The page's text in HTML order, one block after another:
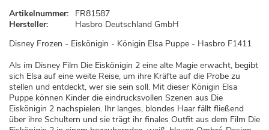
Artikelnummer:
FR81587
Hersteller:
Hasbro Deutschland GmbH
Disney Frozen - Eiskönigin - Königin Elsa Puppe - Hasbro F1411
Als im Disney Film Die Eiskönigin 2 eine alte Magie erwacht, begibt
sich Elsa auf eine weite Reise, um ihre Kräfte auf die Probe zu
stellen und entdeckt, wer sie sein soll. Mit dieser Königin Elsa
Puppe können Kinder die eindrucksvollen Szenen aus Die
Eiskönigin 2 nachspielen. Ihr langes, blondes Haar fällt fließend
über ihre Schultern und sie trägt ihr finales Outfit aus dem Film Die